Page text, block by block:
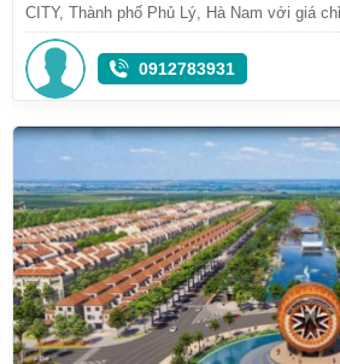
CITY, Thành phố Phủ Lý, Hà Nam với giá
0912783931